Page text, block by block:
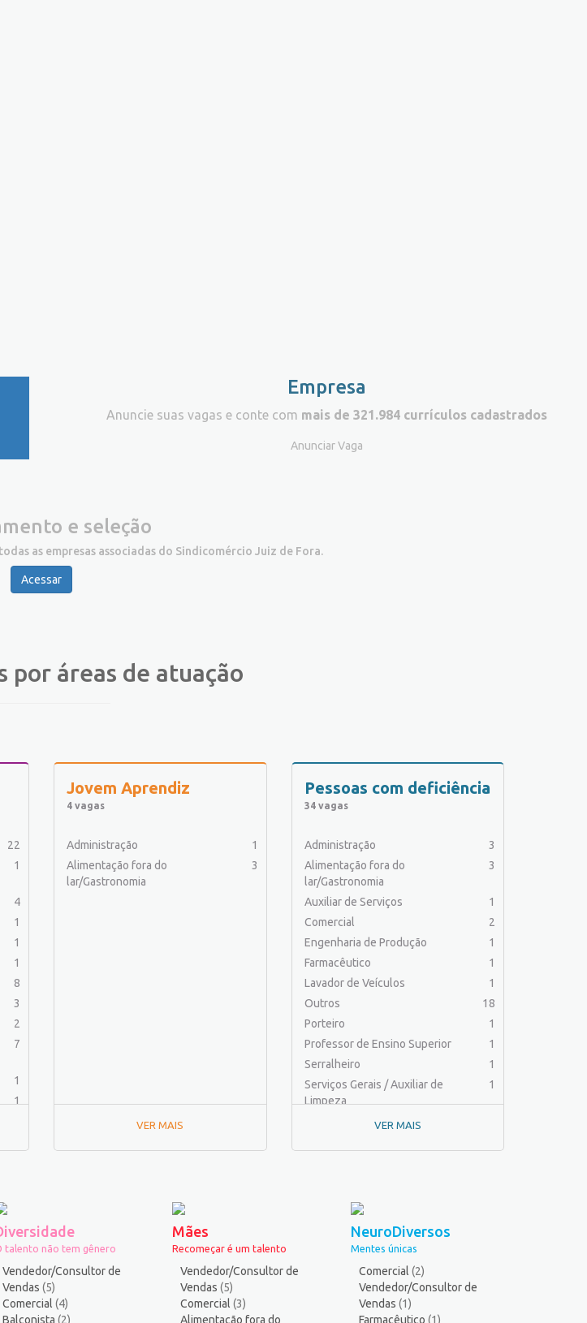
Empresa
Anuncie suas vagas e conte com mais de 321.984 currículos cadastrados
Anunciar Vaga
e seleção
as empresas associadas do Sindicomércio Juiz de Fora.
Acessar
por áreas de atuação
22
1
4
1
1
1
8
3
2
7
1
1
1
1
11
Jovem Aprendiz
4 vagas
Administração
1
Alimentação fora do
lar/Gastronomia
3
VER MAIS
Pessoas com deficiência
34 vagas
Administração
3
Alimentação fora do
lar/Gastronomia
3
Auxiliar de Serviços
1
Comercial
2
Engenharia de Produção
1
Farmacêutico
1
Lavador de Veículos
1
Outros
18
Porteiro
1
Professor de Ensino Superior
1
Serralheiro
1
Serviços Gerais / Auxiliar de
Limpeza
1
VER MAIS
talento não tem gênero
Vendedor/Consultor de
Vendas (5)
Comercial (4)
Balconista (2)
Mães
Recomeçar é um talento
Vendedor/Consultor de
Vendas(5)
Comercial(3)
Alimentação fora do
NeuroDiversos
Mentes únicas
Comercial (2)
Vendedor/Consultor de
Vendas (1)
Farmacêutico (1)